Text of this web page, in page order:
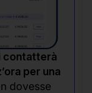
contatterà
per una
dovesse